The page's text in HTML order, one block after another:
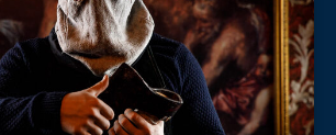
в любое
и даже
короткий